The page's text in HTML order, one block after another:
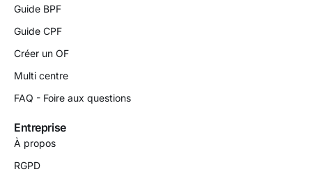
Guide BPF
Guide CPF
Créer un OF
Multi centre
FAQ - Foire aux questions
Entreprise
À propos
RGPD